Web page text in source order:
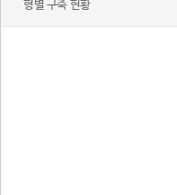
형별 구축 현황